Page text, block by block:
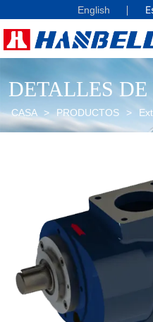
English
DETALLES DE
CASA > PRODUCTOS >